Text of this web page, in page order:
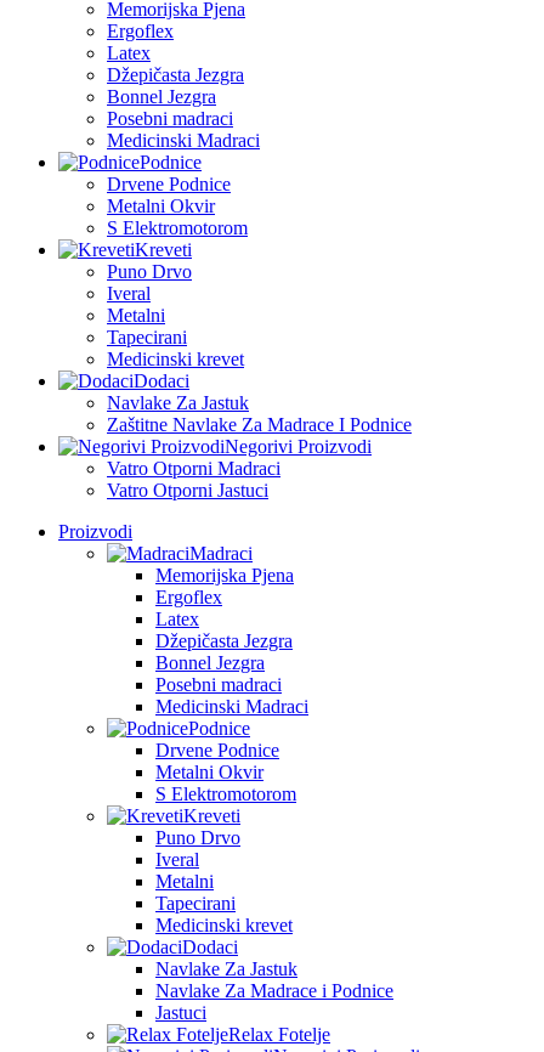
Memorijska Pjena
Ergoflex
Latex
Džepičasta Jezgra
Bonnel Jezgra
Posebni madraci
Medicinski Madraci
Podnice
Drvene Podnice
Metalni Okvir
S Elektromotorom
Kreveti
Puno Drvo
Iveral
Metalni
Tapecirani
Medicinski krevet
Dodaci
Navlake Za Jastuk
Zaštitne Navlake Za Madrace I Podnice
Negorivi Proizvodi
Vatro Otporni Madraci
Vatro Otporni Jastuci
Proizvodi
Madraci
Memorijska Pjena
Ergoflex
Latex
Džepičasta Jezgra
Bonnel Jezgra
Posebni madraci
Medicinski Madraci
Podnice
Drvene Podnice
Metalni Okvir
S Elektromotorom
Kreveti
Puno Drvo
Iveral
Metalni
Tapecirani
Medicinski krevet
Dodaci
Navlake Za Jastuk
Navlake Za Madrace i Podnice
Jastuci
Relax Fotelje